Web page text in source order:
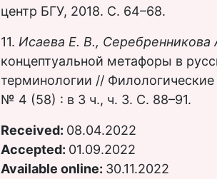
центр БГУ, 2018. С. 64–68.
11. Исаева Е. В., Серебренникова
концептуальной метафоры в
терминологии //
№ 4 (58) : в 3 ч., ч. 3. С. 88–91.
Received: 08.04.2022
Accepted: 01.09.2022
Available online: 30.11.2022